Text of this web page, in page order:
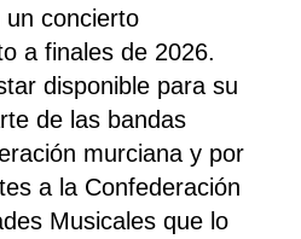
un concierto
a finales de 2026.
disponible para su
de las bandas
murciana y por
a la Confederación
Musicales que lo